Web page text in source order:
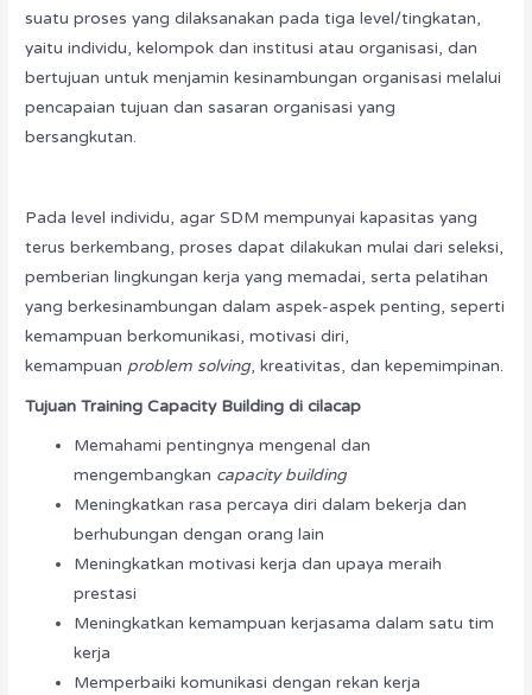
suatu proses yang dilaksanakan pada tiga level/tingkatan,
yaitu individu, kelompok dan institusi atau organisasi, dan
bertujuan untuk menjamin kesinambungan organisasi melalui
pencapaian tujuan dan sasaran organisasi yang
bersangkutan.
Pada level individu, agar SDM mempunyai kapasitas yang
terus berkembang, proses dapat dilakukan mulai dari seleksi,
pemberian lingkungan kerja yang memadai, serta pelatihan
yang berkesinambungan dalam aspek-aspek penting, seperti
kemampuan berkomunikasi, motivasi diri,
kemampuan problem solving, kreativitas, dan kepemimpinan.
Tujuan Training Capacity Building di cilacap
Memahami pentingnya mengenal dan
mengembangkan capacity building
Meningkatkan rasa percaya diri dalam bekerja dan
berhubungan dengan orang lain
Meningkatkan motivasi kerja dan upaya meraih
prestasi
Meningkatkan kemampuan kerjasama dalam satu tim
kerja
Memperbaiki komunikasi dengan rekan kerja